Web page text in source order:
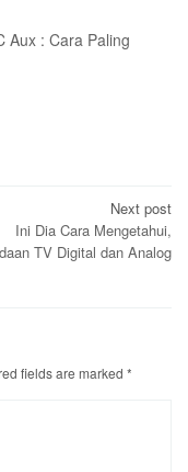
Aux : Cara Paling
Next post
Ini Dia Cara Mengetahui,
TV Digital dan Analog
fields are marked *